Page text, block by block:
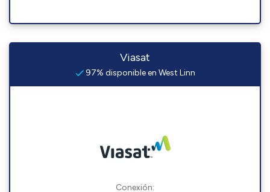
Viasat
97% disponible en West Linn
Conexión: